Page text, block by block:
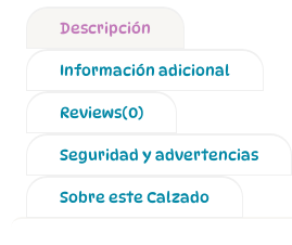
Descripción
Información adicional
Reviews(0)
Seguridad y advertencias
Sobre este Calzado